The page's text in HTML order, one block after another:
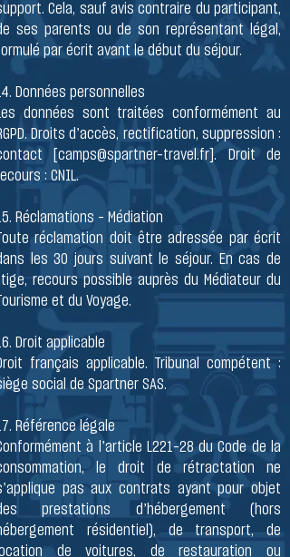
Cela, sauf avis contraire du participant,
ses parents ou de son représentant légal,
par écrit avant le début du séjour.
Données personnelles
données sont traitées conformément au
Droits d’accès, rectification, suppression :
[camps@spartner-travel.fr ]. Droit de
: CNIL.
Réclamations – Médiation
réclamation doit être adressée par écrit
les 30 jours suivant le séjour. En cas de
recours possible auprès du Médiateur du
et du Voyage.
Droit applicable
français applicable. Tribunal compétent :
social de Spartner SAS.
Référence légale
à l’article L221-28 du Code de la
le droit de rétractation ne
pas aux contrats ayant pour objet
prestations d’hébergement (hors
résidentiel), de transport, de
de voitures, de restauration ou